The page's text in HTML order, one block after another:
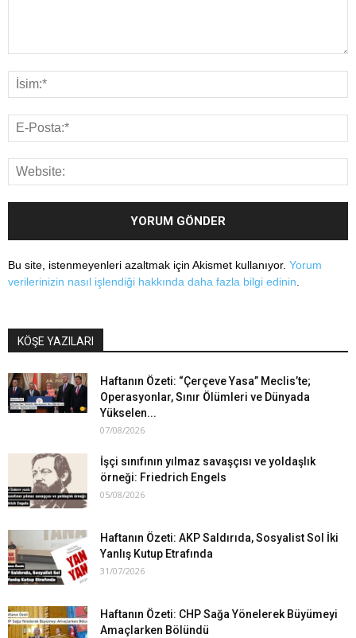
Bu site, istenmeyenleri azaltmak için Akismet kullanıyor. Yorum
verilerinizin nasıl işlendiği hakkında daha fazla bilgi edinin.
KÖŞE YAZILARI
Haftanın Özeti: “Çerçeve Yasa” Meclis’te;
Operasyonlar, Sınır Ölümleri ve Dünyada
Yükselen...
07/08/2026
İşçi sınıfının yılmaz savaşçısı ve yoldaşlık
örneği: Friedrich Engels
05/08/2026
Haftanın Özeti: AKP Saldırıda, Sosyalist Sol İki
Yanlış Kutup Etrafında
31/07/2026
Haftanın Özeti: CHP Sağa Yönelerek Büyümeyi
Amaçlarken Bölündü